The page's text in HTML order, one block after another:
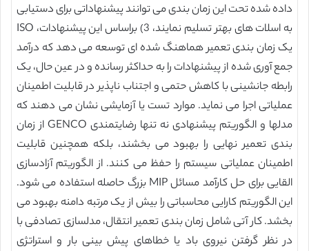
داده شده تحت این زمان بندی می توانند پیشنهاداتی برای دستیابی
به اسلات های بهتر تسلیم نمایند، 3) براساس این پیشنهادات، ISO
یک زمان بندی تعمیر هماهنگ شده ای توسعه می دهد که درآمد
جمع آوری شده از پیشنهادات را به حداکثر رسانده و در عین حال، یک
رابطه جانشینی با کاهش حتمی و اجتناب ناپذیر در قابلیت اطمینان
عملیاتی اجرا می نماید. موارد تست یا آزمایشی نشان می دهند که
مدلها و الگوریتم پیشنهادی نه تنها رضایتمندی GENCO از زمان
بندی تعمیر نهایی را بهبود می بخشند، بلکه همچنین قابلیت
اطمینان عملیاتی سیستم را حفظ می کنند. از الگوریتم آزادسازی
القایی برای حل کارآمد مسائل MIP بزرگ حاصله استفاده می شود.
این الگوریتم کارایی محاسباتی را بیش از یک مرتبه دامنه بهبود می
بخشد. کار آتی شامل زمان بندی تعمیر انتقال، مدلسازی تصادفی با
در نظر گرفتن نیروی باد یا خطاهای پیش بینی بار و استراتژی